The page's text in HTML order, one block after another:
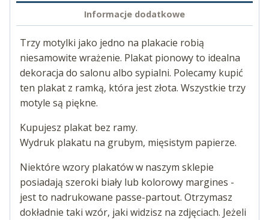
Informacje dodatkowe
Trzy motylki jako jedno na plakacie robią
niesamowite wrażenie. Plakat pionowy to idealna
dekoracja do salonu albo sypialni. Polecamy kupić
ten plakat z ramką, która jest złota. Wszystkie trzy
motyle są piękne.
Kupujesz plakat bez ramy.
Wydruk plakatu na grubym, mięsistym papierze.
Niektóre wzory plakatów w naszym sklepie
posiadają szeroki biały lub kolorowy margines -
jest to nadrukowane passe-partout. Otrzymasz
dokładnie taki wzór, jaki widzisz na zdjęciach. Jeżeli